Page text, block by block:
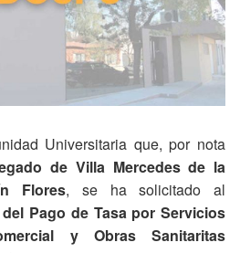
Universitaria que, por nota
de Villa Mercedes de la
Flores, se ha solicitado al
Pago de Tasa por Servicios
y Obras Sanitaritas